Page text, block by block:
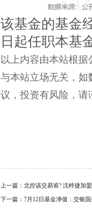
该基金的基金
日起任职本基
以上内容由本站根据
与本站立场无关，如
议，投资有风险，请
上一篇： 北控该交易谁? 沈梓捷加
下一篇： 7月12日基金净值：交银